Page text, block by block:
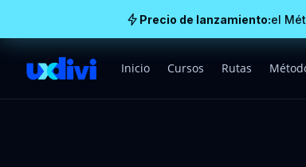
Precio de lanzamiento:el
Inicio Cursos Rutas